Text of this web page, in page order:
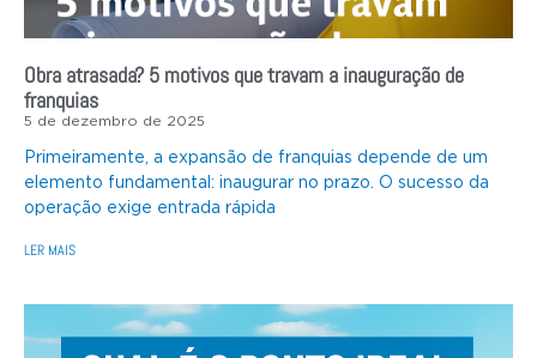
Obra atrasada? 5 motivos que travam a inauguração de
franquias
5 de dezembro de 2025
Primeiramente, a expansão de franquias depende de um
elemento fundamental: inaugurar no prazo. O sucesso da
operação exige entrada rápida
LER MAIS